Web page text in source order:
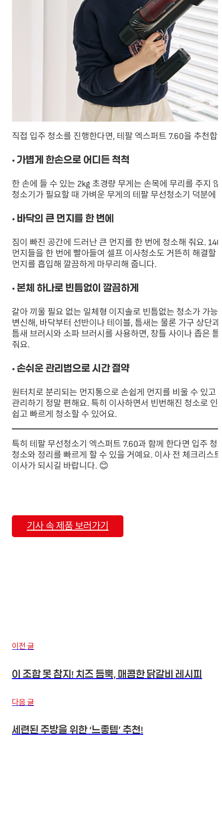
직접 입주 청소를 진행한다면, 테팔 엑스퍼트 7.60을 추천합
• 가볍게 한손으로 어디든 척척
한 손에 들 수 있는 2kg 초경량 무게는 손목에 무리를 주지
청소기가 필요할 때 가벼운 무게의 테팔 무선청소기 덕분에
• 바닥의 큰 먼지를 한 번에
짐이 빠진 공간에 드러난 큰 먼지를 한 번에 청소해 줘요.
먼지들을 한 번에 빨아들여 셀프 이사청소도 거뜬히 해결
먼지를 흡입해 깔끔하게 마무리해 줍니다.
• 본체 하나로 빈틈없이 깔끔하게
갈아 끼울 필요 없는 일체형 이지솔로 빈틈없는 청소가 가
변신해, 바닥부터 선반이나 테이블, 틈새는 물론 가구 상단
틈새 브러시와 소파 브러시를 사용하면, 창틀 사이나 좁은
줘요.
• 손쉬운 관리법으로 시간 절약
원터치로 분리되는 먼지통으로 손쉽게 먼지를 비울 수 있
관리하기 정말 편해요. 특히 이사하면서 빈번해진 청소로
쉽고 빠르게 청소할 수 있어요.
특히 테팔 무선청소기 엑스퍼트 7.60과 함께 한다면 입주
청소와 정리를 빠르게 할 수 있을 거예요. 이사 전 체크리스
이사가 되시길 바랍니다. 😊
기사 속 제품 보러가기
이전 글
이 조합 못 참지! 치즈 듬뿍, 매콤한 닭갈비 레시피
다음 글
세련된 주방을 위한 ‘느좋템’ 추천!